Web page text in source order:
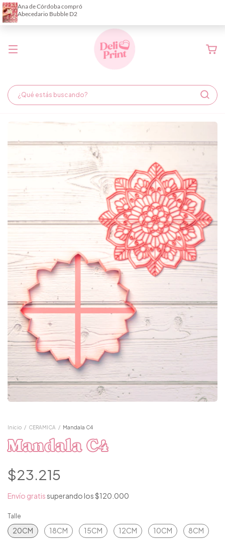
Demora de fabricación hasta 6 días hábiles
Inicio / CERAMICA / Mandala C4
Mandala C4
$23.215
Envío gratissuperando los$120.000
Talle
20CM 18CM 15CM 12CM 10CM 8CM